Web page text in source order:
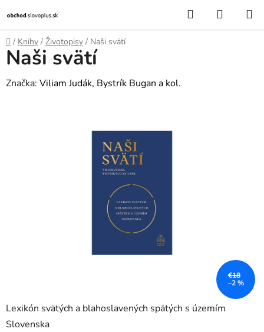
na
obsah
Hľadať
KOŠÍK
Domov
/ Knihy / Životopisy / Naši svätí
Lexikón svätých a blahoslavených spätých s územím
Slovenska
Naši svätí
Značka: Viliam Judák, Bystrík Bugan a kol.
€18
–2 %